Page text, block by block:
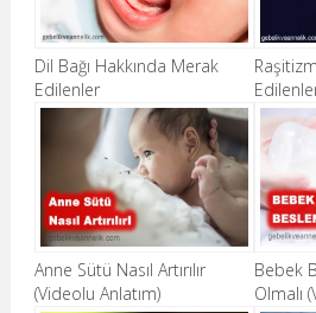
Dil Bağı Hakkında Merak
Edilenler
Anne Sütü Nasıl Artırılır
(Videolu Anlatım)
Bebek
Olmalı